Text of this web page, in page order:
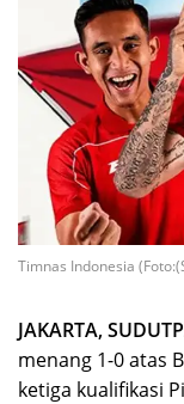
Timnas Indonesia
JAKARTA,
menang 1-0 atas
ketiga kualifikasi